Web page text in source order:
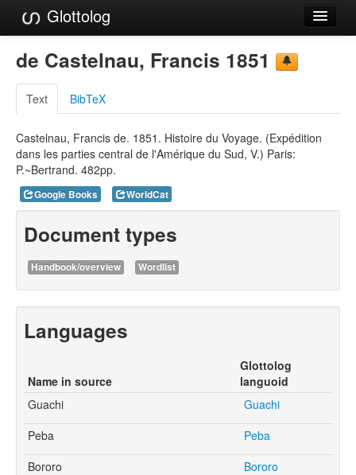
Glottolog
Languages
Families
Language Search
References
Reference Search
GlottoScope
About
de Castelnau, Francis 1851
Text BibTeX
Castelnau, Francis de. 1851. Histoire du Voyage. (Expédition
dans les parties central de l'Amérique du Sud, V.) Paris:
P.~Bertrand. 482pp.
Google Books WorldCat
Document types
Handbook/overview Wordlist
Languages
Name in source
Glottolog
languoid
Guachi
Guachi
Peba
Peba
Bororo
Bororo